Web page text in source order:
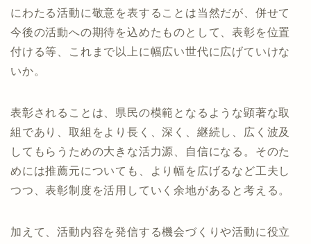
にわたる活動に敬意を表することは当然だが、併せて
今後の活動への期待を込めたものとして、表彰を位置
付ける等、これまで以上に幅広い世代に広げていけな
いか。
表彰されることは、県民の模範となるような顕著な取
組であり、取組をより長く、深く、継続し、広く波及
してもらうための大きな活力源、自信になる。そのた
めには推薦元についても、より幅を広げるなど工夫し
つつ、表彰制度を活用していく余地があると考える。
加えて、活動内容を発信する機会づくりや活動に役立